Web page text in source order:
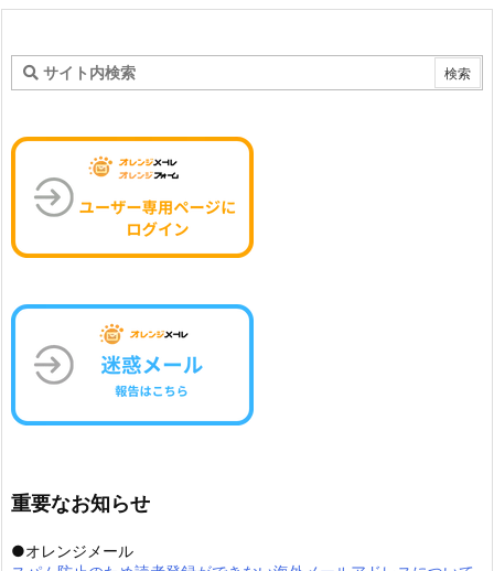
重要なお知らせ
●オレンジメール